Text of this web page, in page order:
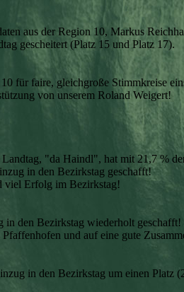
aus der Region 10, Markus
gescheitert (Platz 15 und Platz 17).
für faire, gleichgroße Stimmkreise
von unserem Roland Weigert!
"da Haindl", hat mit 21,7 %
in den Bezirkstag geschafft!
viel Erfolg im Bezirkstag!
in den Bezirkstag wiederholt geschafft!
und auf eine gute
in den Bezirkstag um einen Platz